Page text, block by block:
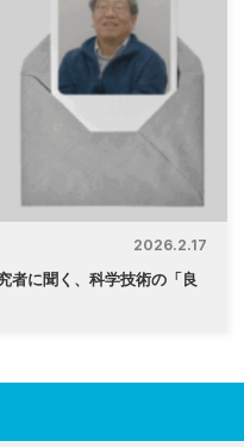
2026.2.17
者に聞く、科学技術の「良